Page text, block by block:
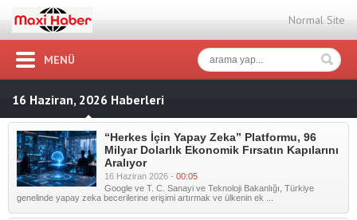
Normal Site
MENÜ
16 Haziran, 2026 Haberleri
“Herkes İçin Yapay Zeka” Platformu, 96
Milyar Dolarlık Ekonomik Fırsatın Kapılarını
Aralıyor
16 Haziran 2026 - 00:05
Google ve T. C. Sanayi ve Teknoloji Bakanlığı, Türkiye
genelinde yapay zeka becerilerine erişimi artırmak ve ülkenin ek ...